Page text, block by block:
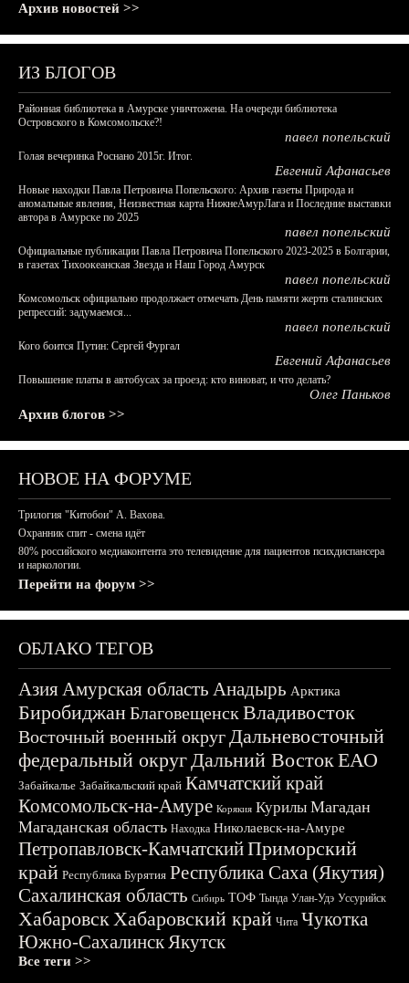
Архив новостей >>
ИЗ БЛОГОВ
Районная библиотека в Амурске уничтожена. На очереди библиотека
Островского в Комсомольске?!
павел попельский
Голая вечеринка Роснано 2015г. Итог.
Евгений Афанасьев
Новые находки Павла Петровича Попельского: Архив газеты Природа и
аномальные явления, Неизвестная карта НижнеАмурЛага и Последние выставки
автора в Амурске по 2025
павел попельский
Официальные публикации Павла Петровича Попельского 2023-2025 в Болгарии,
в газетах Тихоокеанская Звезда и Наш Город Амурск
павел попельский
Комсомольск официально продолжает отмечать День памяти жертв сталинских
репрессий: задумаемся...
павел попельский
Кого боится Путин: Сергей Фургал
Евгений Афанасьев
Повышение платы в автобусах за проезд: кто виноват, и что делать?
Олег Паньков
Архив блогов >>
НОВОЕ НА ФОРУМЕ
Трилогия "Китобои" А. Вахова.
Охранник спит - смена идёт
80% российского медиаконтента это телевидение для пациентов психдиспансера
и наркологии.
Перейти на форум >>
ОБЛАКО ТЕГОВ
АзияАмурская область Анадырь Арктика
БиробиджанБлаговещенскВладивосток
Восточный военный округДальневосточный
федеральный округДальний ВостокЕАО
Забайкалье Забайкальский край Камчатский край
Комсомольск-на-Амуре Корякия Курилы Магадан
Магаданская область Находка Николаевск-на-Амуре
Петропавловск-КамчатскийПриморский
край Республика Бурятия Республика Саха (Якутия)
Сахалинская область Сибирь ТОФ Тында Улан-Удэ Уссурийск
ХабаровскХабаровский край Чита Чукотка
Южно-СахалинскЯкутск
Все теги >>